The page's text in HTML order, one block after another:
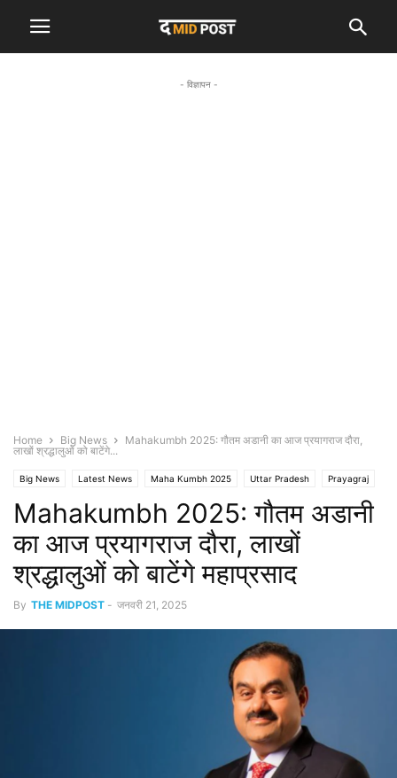
- विज्ञापन -
Home Big News
Mahakumbh 2025: गौतम अडानी का आज प्रयागराज दौरा,
लाखों श्रद्धालुओं को बाटेंगे...
Big News Latest News Maha Kumbh 2025 Uttar Pradesh Prayagraj
Mahakumbh 2025: गौतम अडानी
का आज प्रयागराज दौरा, लाखों
श्रद्धालुओं को बाटेंगे महाप्रसाद
By THE MIDPOST - जनवरी 21, 2025